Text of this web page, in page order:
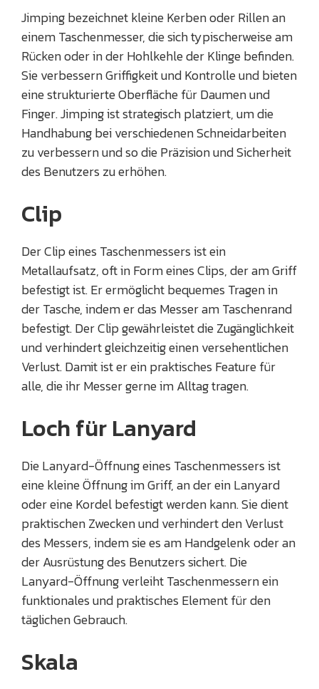
Jimping bezeichnet kleine Kerben oder Rillen an
einem Taschenmesser, die sich typischerweise am
Rücken oder in der Hohlkehle der Klinge befinden.
Sie verbessern Griffigkeit und Kontrolle und bieten
eine strukturierte Oberfläche für Daumen und
Finger. Jimping ist strategisch platziert, um die
Handhabung bei verschiedenen Schneidarbeiten
zu verbessern und so die Präzision und Sicherheit
des Benutzers zu erhöhen.
Clip
Der Clip eines Taschenmessers ist ein
Metallaufsatz, oft in Form eines Clips, der am Griff
befestigt ist. Er ermöglicht bequemes Tragen in
der Tasche, indem er das Messer am Taschenrand
befestigt. Der Clip gewährleistet die Zugänglichkeit
und verhindert gleichzeitig einen versehentlichen
Verlust. Damit ist er ein praktisches Feature für
alle, die ihr Messer gerne im Alltag tragen.
Loch für Lanyard
Die Lanyard-Öffnung eines Taschenmessers ist
eine kleine Öffnung im Griff, an der ein Lanyard
oder eine Kordel befestigt werden kann. Sie dient
praktischen Zwecken und verhindert den Verlust
des Messers, indem sie es am Handgelenk oder an
der Ausrüstung des Benutzers sichert. Die
Lanyard-Öffnung verleiht Taschenmessern ein
funktionales und praktisches Element für den
täglichen Gebrauch.
Skala